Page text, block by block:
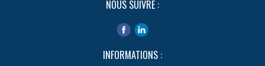
NOUS SUIVRE :
INFORMATIONS :